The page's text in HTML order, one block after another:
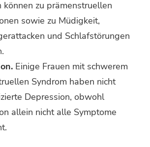
können zu prämenstruellen
sowie zu Müdigkeit,
und Schlafstörungen
Einige Frauen mit schwerem
Syndrom haben nicht
Depression, obwohl
allein nicht alle Symptome